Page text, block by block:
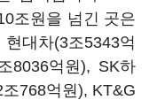
조원을 넘긴 곳은
현대차(3조5343억
8036억원), SK하
조768억원), KT&G